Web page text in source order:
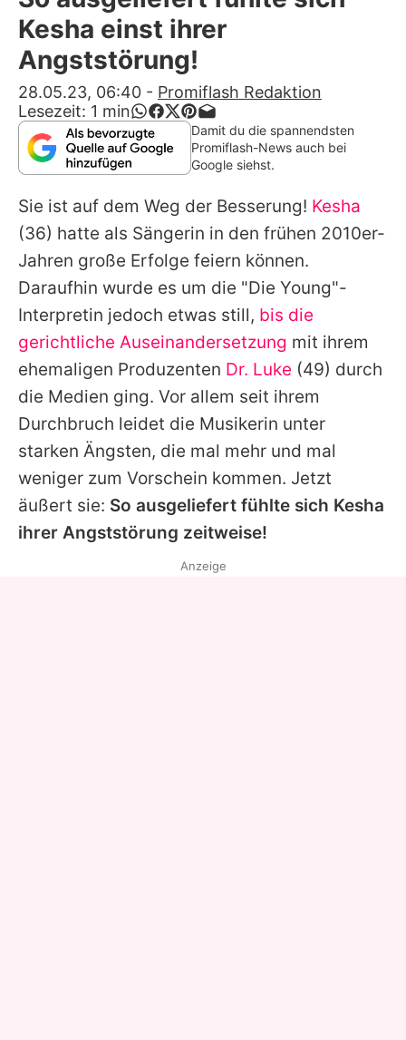
Alle Themen auf Promiflash
Jobs
App runterladen
Team
Redaktionelle Richtlinien
Impressum
Datenschutzerklärung
Nutzungsbedingungen
Utiq verwalten
Kesha einst ihrer
Angststörung!
28.05.23, 06:40 - Promiflash Redaktion
Lesezeit: 1 min
Damit du die spannendsten
Promiflash-News auch bei
Google siehst.
Sie ist auf dem Weg der Besserung! Kesha
(36) hatte als Sängerin in den frühen 2010er-
Jahren große Erfolge feiern können.
Daraufhin wurde es um die "Die Young"-
Interpretin jedoch etwas still, bis die
gerichtliche Auseinandersetzung mit ihrem
ehemaligen Produzenten Dr. Luke (49) durch
die Medien ging. Vor allem seit ihrem
Durchbruch leidet die Musikerin unter
starken Ängsten, die mal mehr und mal
weniger zum Vorschein kommen. Jetzt
äußert sie: So ausgeliefert fühlte sich Kesha
ihrer Angststörung zeitweise!
Anzeige